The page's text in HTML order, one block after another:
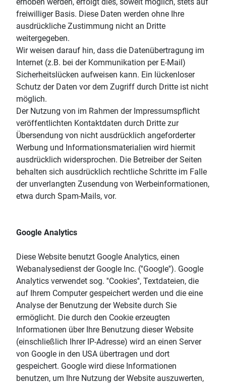
freiwilliger Basis. Diese Daten werden ohne Ihre
ausdrückliche Zustimmung nicht an Dritte
weitergegeben.
Wir weisen darauf hin, dass die Datenübertragung im
Internet (z.B. bei der Kommunikation per E-Mail)
Sicherheitslücken aufweisen kann. Ein lückenloser
Schutz der Daten vor dem Zugriff durch Dritte ist nicht
möglich.
Der Nutzung von im Rahmen der Impressumspflicht
veröffentlichten Kontaktdaten durch Dritte zur
Übersendung von nicht ausdrücklich angeforderter
Werbung und Informationsmaterialien wird hiermit
ausdrücklich widersprochen. Die Betreiber der Seiten
behalten sich ausdrücklich rechtliche Schritte im Falle
der unverlangten Zusendung von Werbeinformationen,
etwa durch Spam-Mails, vor.
Google Analytics
Diese Website benutzt Google Analytics, einen
Webanalysedienst der Google Inc. (''Google''). Google
Analytics verwendet sog. ''Cookies'', Textdateien, die
auf Ihrem Computer gespeichert werden und die eine
Analyse der Benutzung der Website durch Sie
ermöglicht. Die durch den Cookie erzeugten
Informationen über Ihre Benutzung dieser Website
(einschließlich Ihrer IP-Adresse) wird an einen Server
von Google in den USA übertragen und dort
gespeichert. Google wird diese Informationen
benutzen, um Ihre Nutzung der Website auszuwerten,